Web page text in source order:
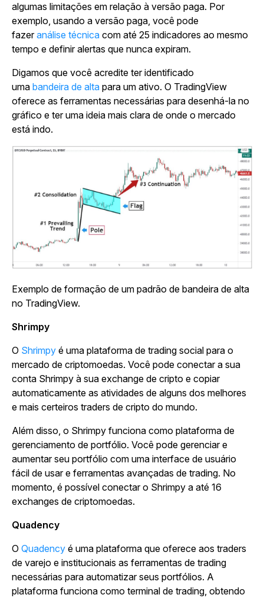
algumas limitações em relação à versão paga. Por
exemplo, usando a versão paga, você pode
fazeranálise técnica com até 25 indicadores ao mesmo
tempo e definir alertas que nunca expiram.
Digamos que você acredite ter identificado
uma bandeira de alta para um ativo. O TradingView
oferece as ferramentas necessárias para desenhá-la no
gráfico e ter uma ideia mais clara de onde o mercado
está indo.
Exemplo de formação de um padrão de bandeira de alta
no TradingView.
Shrimpy
O Shrimpy é uma plataforma de trading social para o
mercado de criptomoedas. Você pode conectar a sua
conta Shrimpy à sua exchange de cripto e copiar
automaticamente as atividades de alguns dos melhores
e mais certeiros traders de cripto do mundo.
Além disso, o Shrimpy funciona como plataforma de
gerenciamento de portfólio. Você pode gerenciar e
aumentar seu portfólio com uma interface de usuário
fácil de usar e ferramentas avançadas de trading. No
momento, é possível conectar o Shrimpy a até 16
exchanges de criptomoedas.
Quadency
O Quadency é uma plataforma que oferece aos traders
de varejo e institucionais as ferramentas de trading
necessárias para automatizar seus portfólios. A
plataforma funciona como terminal de trading, obtendo